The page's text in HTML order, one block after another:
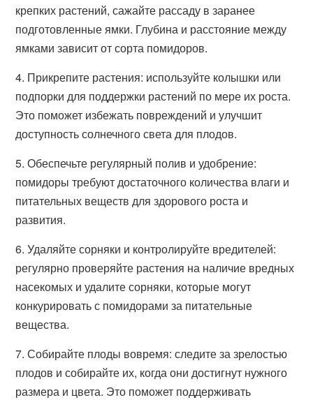
крепких растений, сажайте рассаду в заранее
подготовленные ямки. Глубина и расстояние между
ямками зависит от сорта помидоров.
4. Прикрепите растения: используйте колышки или
подпорки для поддержки растений по мере их роста.
Это поможет избежать повреждений и улучшит
доступность солнечного света для плодов.
5. Обеспечьте регулярный полив и удобрение:
помидоры требуют достаточного количества влаги и
питательных веществ для здорового роста и
развития.
6. Удаляйте сорняки и контролируйте вредителей:
регулярно проверяйте растения на наличие вредных
насекомых и удалите сорняки, которые могут
конкурировать с помидорами за питательные
вещества.
7. Собирайте плоды вовремя: следите за зрелостью
плодов и собирайте их, когда они достигнут нужного
размера и цвета. Это поможет поддерживать